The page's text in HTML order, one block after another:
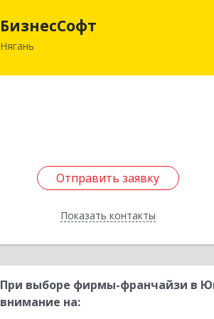
БизнесСофт
Нягань
Отправить заявку
Показать контакты
Отправить заявку
Назад
При выборе фирмы-франчайзи в
внимание на: